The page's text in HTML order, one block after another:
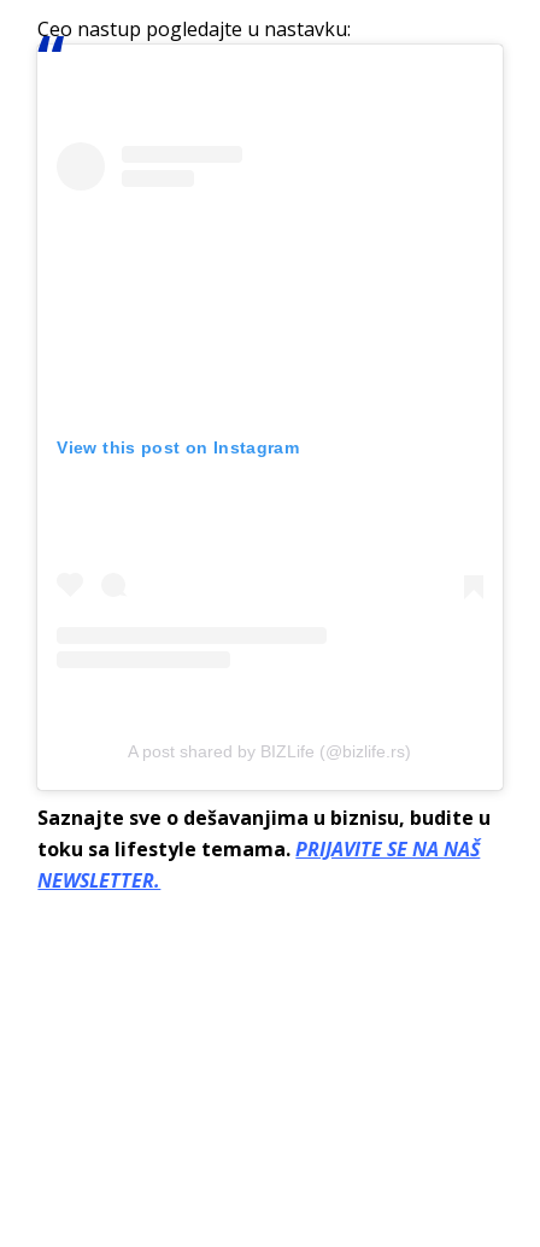
Ceo nastup pogledajte u nastavku:
View this post on Instagram
A post shared by BIZLife (@bizlife.rs)
Saznajte sve o dešavanjima u biznisu, budite u
toku sa lifestyle temama.PRIJAVITE SE NA NAŠ
NEWSLETTER.